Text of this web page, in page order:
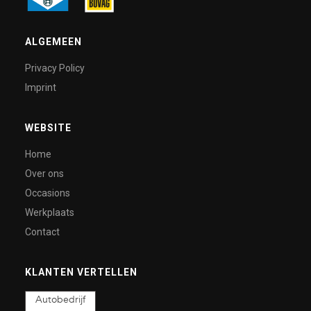
ALGEMEEN
Privacy Policy
Imprint
WEBSITE
Home
Over ons
Occasions
Werkplaats
Contact
KLANTEN VERTELLEN
Autobedrijf